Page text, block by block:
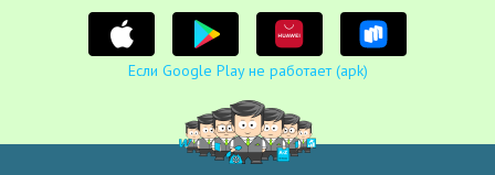
Если Google Play не работает (apk)